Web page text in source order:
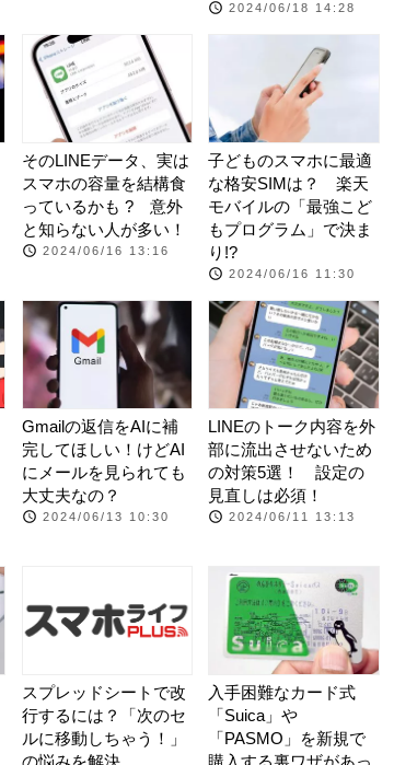
2024/06/18 14:28
そのLINEデータ、実は
スマホの容量を結構食
っているかも ? 意外
と知らない人が多い！
2024/06/16 13:16
子どものスマホに最適
な格安SIMは？ 楽天
モバイルの「最強こど
もプログラム」で決ま
り!?
2024/06/16 11:30
Gmailの返信をAIに補
完してほしい！けどAI
にメールを見られても
大丈夫なの？
2024/06/13 10:30
LINEのトーク内容を外
部に流出させないため
の対策5選！ 設定の
見直しは必須！
2024/06/11 13:13
スプレッドシートで改
行するには？「次のセ
ルに移動しちゃう！」
の悩みを解決
入手困難なカード式
「Suica」や
「PASMO」を新規で
購入する裏ワザがあっ